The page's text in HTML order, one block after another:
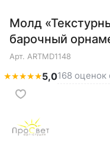
Молд
барочный
Арт. ARTMD1148
★★★★★5,0168 оценок